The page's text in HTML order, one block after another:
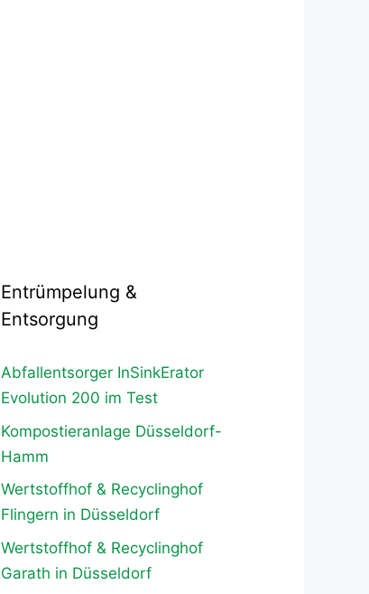
Entrümpelung &
Entsorgung
Abfallentsorger InSinkErator
Evolution 200 im Test
Kompostieranlage Düsseldorf-
Hamm
Wertstoffhof & Recyclinghof
Flingern in Düsseldorf
Wertstoffhof & Recyclinghof
Garath in Düsseldorf